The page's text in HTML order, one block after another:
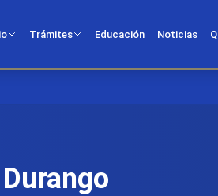
Trámites Educación Noticias